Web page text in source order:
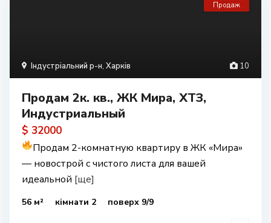
10
Індустріальний р-н, Харків
Продаж
Продам 2к. кв., ЖК Мира, ХТЗ,
Индустриальный
$ 32000
Продам 2-комнатную квартиру в ЖК «Мира»
— новострой с чистого листа для вашей
идеальной [ще]
56 м² кімнати 2 поверх 9/9